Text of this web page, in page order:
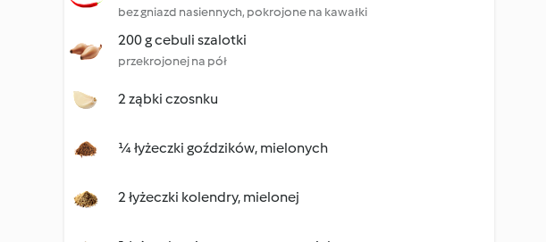
bez gniazd nasiennych, pokrojone na kawałki
200 g cebuli szalotki
przekrojonej na pół
2 ząbki czosnku
¼ łyżeczki goździków, mielonych
2 łyżeczki kolendry, mielonej